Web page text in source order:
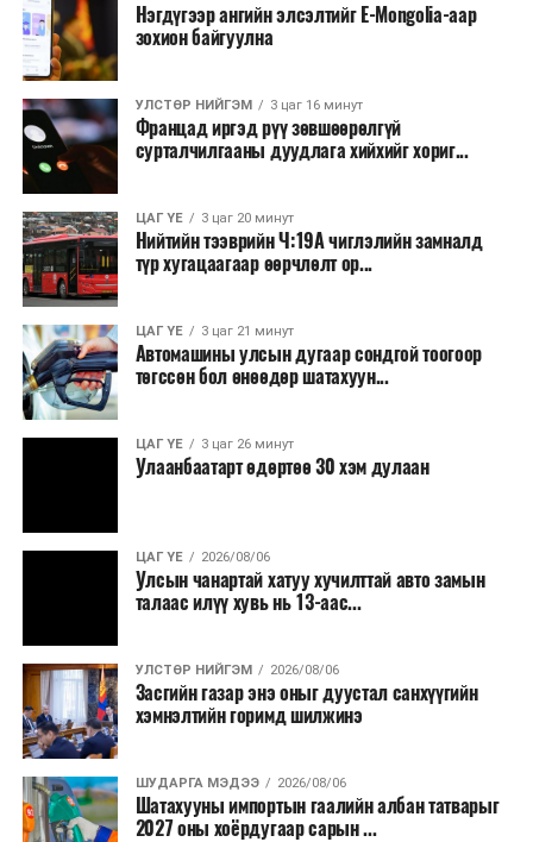
Батлан хамгаалах, хууль зүйн салбараас бусад
сургалт, дадлага;
Хуулиар заавал мэдээлэхээс бусад кино,
контент, хэвлэлийн зардал;
Заавал олгохоос бусад тэтгэмж, урамшуулал.
Санхүүгийн хэмнэлтийн горимыг 2026 оны
арванхоёрдугаар сарын 31 хүртэл мөрдөнө. Харин
эрүүл мэндийн салбар уг хэмнэлтийн горимд
хамрагдахгүй бөгөөд цэцэрлэг, сургуулийн хүүхдийн
эрт илрүүлэг, вакцинжуулалт, томуу, томуу төст
өвчний эсрэг арга хэмжээ зэрэг зайлшгүй
шаардлагатай ажлууд төлөвлөгөөний дагуу
үргэлжилнэ гэж Ерөнхий сайд Н.Учрал онцоллоо.
Мөн бүх шатны төсвийн ерөнхийлөн захирагч нарт
нөхөн томилгоо хийхгүй байх, аялал, амралт, зугаалга,
хамт олны урлаг, спортын арга хэмжээг зохион
байгуулахгүй байх, төрийн албанд шинэ орон тоо бий
болгохгүй байх, эрчим хүчний хэрэглээг хэмнэх, хурал,
сургалтыг цахим хэлбэрт шилжүүлэх, төрийн албан
хаагчдыг зарим өдрүүдэд цахимаар ажиллуулах арга
хэмжээг үргэлжлүүлэхийг үүрэг болголоо.
Төсвийн сахилга бат сайжирч, эдийн засгийн нөхцөл
байдал хэвийн болсон тохиолдолд эдгээр
хязгаарлалтыг үе шаттайгаар сулруулах юм.
Нэгдүгээр ангийн элсэлтийг E-Mongolia-аар
зохион байгуулна
УЛСТӨР НИЙГЭМ 3 цаг 16 минут
Францад иргэд рүү зөвшөөрөлгүй
сурталчилгааны дуудлага хийхийг хориг...
ЦАГ ҮЕ 3 цаг 20 минут
Нийтийн тээврийн Ч:19А чиглэлийн замналд
түр хугацаагаар өөрчлөлт ор...
ЦАГ ҮЕ 3 цаг 21 минут
Автомашины улсын дугаар сондгой тоогоор
төгссөн бол өнөөдөр шатахуун...
ЦАГ ҮЕ 3 цаг 26 минут
Улаанбаатарт өдөртөө 30 хэм дулаан
ЦАГ ҮЕ 2026/08/06
Улсын чанартай хатуу хучилттай авто замын
талаас илүү хувь нь 13-аас...
УЛСТӨР НИЙГЭМ 2026/08/06
Засгийн газар энэ оныг дуустал санхүүгийн
хэмнэлтийн горимд шилжинэ
ШУДАРГА МЭДЭЭ 2026/08/06
Шатахууны импортын гаалийн албан татварыг
2027 оны хоёрдугаар сарын ...